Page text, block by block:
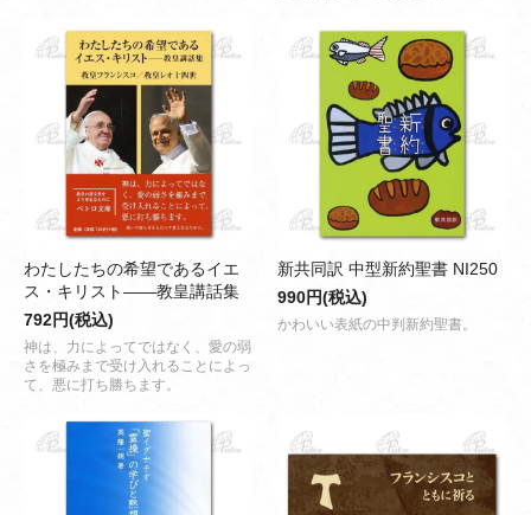
わたしたちの希望であるイエ
ス・キリスト――教皇講話集
792円(税込)
神は、力によってではなく、愛の弱
さを極みまで受け入れることによっ
て、悪に打ち勝ちます。
新共同訳 中型新約聖書 NI250
990円(税込)
かわいい表紙の中判新約聖書。